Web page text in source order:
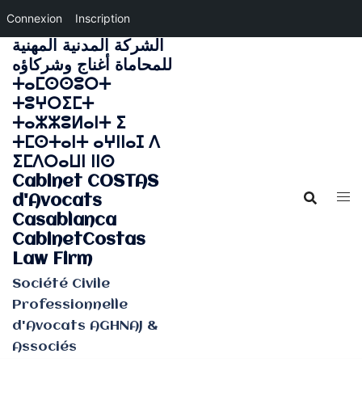
Connexion Inscription
Aller
au
contenu
الشركة المدنية المهنية
للمحاماة أغناج وشركاؤه
ⵜⴰⵎⵙⵙⵓⵔⵜ
ⵜⵓⵖⵔⵉⵎⵜ
ⵜⴰⵣⵣⵓⵍⴰⵏⵜ ⵉ
ⵜⵎⵙⵜⴰⵏⵜ ⴰⵖⵏⵏⴰⵊ ⴷ
ⵉⵎⴷⵔⴰⵡⵏ ⵏⵏⵙ
Cabinet COSTAS
d'Avocats
Casablanca
CabinetCostas
Law Firm
Société Civile
Professionnelle
d'Avocats AGHNAJ &
Associés